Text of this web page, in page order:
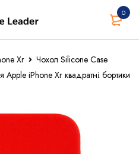
0
Xr
Чохол Silicone Case
iPhone Xr квадратні бортики